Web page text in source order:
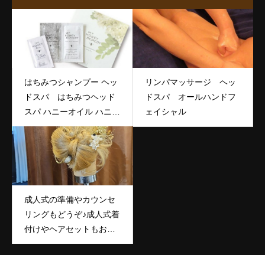
はちみつシャンプー ヘッ
ドスパ はちみつヘッド
スパ ハニーオイル ハニー
シャンプー
リンパマッサージ ヘッ
ドスパ オールハンドフ
ェイシャル
成人式の準備やカウンセ
リングもどうぞ♪成人式着
付けやヘアセットもおま
かせ下さい(*^^*)